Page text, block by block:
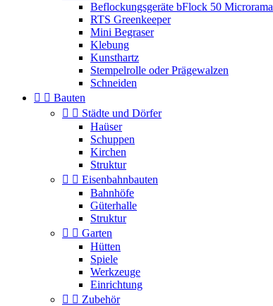
Beflockungsgeräte bFlock 50 Microrama
RTS Greenkeeper
Mini Begraser
Klebung
Kunsthartz
Stempelrolle oder Prägewalzen
Schneiden
  Bauten
  Städte und Dörfer
Haüser
Schuppen
Kirchen
Struktur
  Eisenbahnbauten
Bahnhöfe
Güterhalle
Struktur
  Garten
Hütten
Spiele
Werkzeuge
Einrichtung
  Zubehör